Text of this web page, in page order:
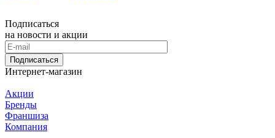
Подписаться
на новости и акции
Подписаться
Интернет-магазин
Акции
Бренды
Франшиза
Компания